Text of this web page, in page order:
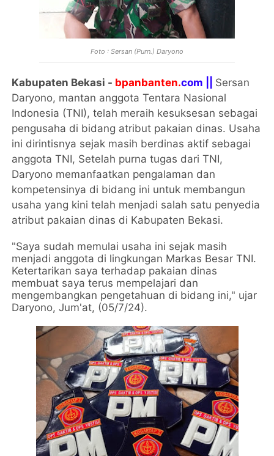
Foto : Sersan (Purn.) Daryono
Kabupaten Bekasi - bpanbanten.com || Sersan
Daryono, mantan anggota Tentara Nasional
Indonesia (TNI), telah meraih kesuksesan sebagai
pengusaha di bidang atribut pakaian dinas. Usaha
ini dirintisnya sejak masih berdinas aktif sebagai
anggota TNI, Setelah purna tugas dari TNI,
Daryono memanfaatkan pengalaman dan
kompetensinya di bidang ini untuk membangun
usaha yang kini telah menjadi salah satu penyedia
atribut pakaian dinas di Kabupaten Bekasi.
"Saya sudah memulai usaha ini sejak masih
menjadi anggota di lingkungan Markas Besar TNI.
Ketertarikan saya terhadap pakaian dinas
membuat saya terus mempelajari dan
mengembangkan pengetahuan di bidang ini," ujar
Daryono, Jum'at, (05/7/24).